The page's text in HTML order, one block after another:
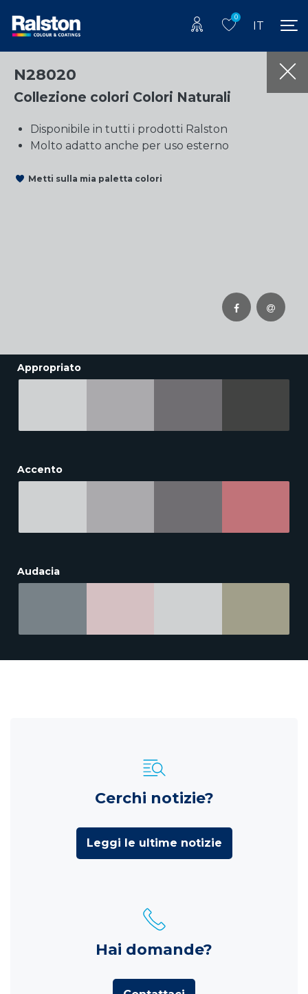
0
IT
N28020
Collezione colori Colori Naturali
Disponibile in tutti i prodotti Ralston
Molto adatto anche per uso esterno
Metti sulla mia paletta colori
Appropriato
Accento
Audacia
Cerchi notizie?
Leggi le ultime notizie
Hai domande?